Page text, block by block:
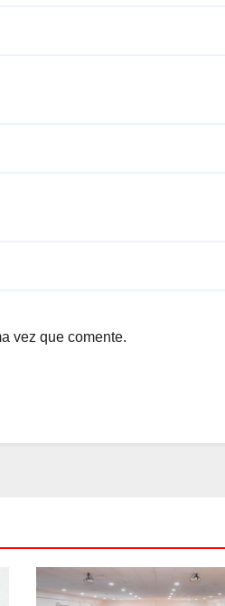
vez que comente.